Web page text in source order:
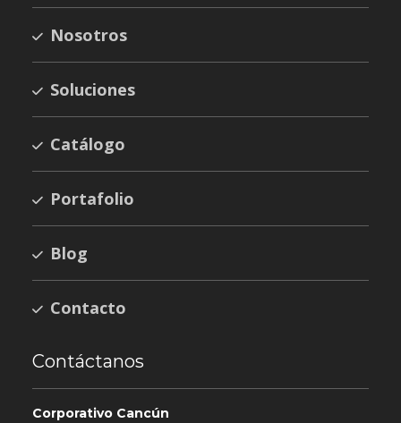
Nosotros
Soluciones
Catálogo
Portafolio
Blog
Contacto
Contáctanos
Corporativo Cancún